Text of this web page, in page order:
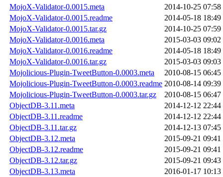
MojoX-Validator-0.0015.meta
2014-10-25 07:58
MojoX-Validator-0.0015.readme
2014-05-18 18:49
MojoX-Validator-0.0015.tar.gz
2014-10-25 07:59
MojoX-Validator-0.0016.meta
2015-03-03 09:02
MojoX-Validator-0.0016.readme
2014-05-18 18:49
MojoX-Validator-0.0016.tar.gz
2015-03-03 09:03
Mojolicious-Plugin-TweetButton-0.0003.meta
2010-08-15 06:45
Mojolicious-Plugin-TweetButton-0.0003.readme 2010-08-14 09:39
Mojolicious-Plugin-TweetButton-0.0003.tar.gz
2010-08-15 06:47
ObjectDB-3.11.meta
2014-12-12 22:44
ObjectDB-3.11.readme
2014-12-12 22:44
ObjectDB-3.11.tar.gz
2014-12-13 07:45
ObjectDB-3.12.meta
2015-09-21 09:41
ObjectDB-3.12.readme
2015-09-21 09:41
ObjectDB-3.12.tar.gz
2015-09-21 09:43
ObjectDB-3.13.meta
2016-01-17 10:13